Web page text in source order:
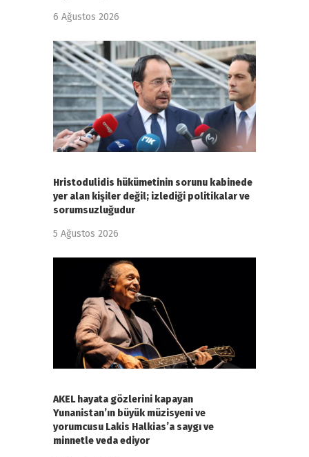
6 Ağustos 2026
Hristodulidis hükümetinin sorunu kabinede
yer alan kişiler değil; izlediği politikalar ve
sorumsuzluğudur
5 Ağustos 2026
AKEL hayata gözlerini kapayan
Yunanistan’ın büyük müzisyeni ve
yorumcusu Lakis Halkias’a saygı ve
minnetle veda ediyor